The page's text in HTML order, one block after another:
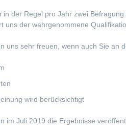
in der Regel pro Jahr zwei
uns der wahrgenommene
uns sehr freuen, wenn auch Sie an
wird berücksichtigt
im Juli 2019 die Ergebnisse